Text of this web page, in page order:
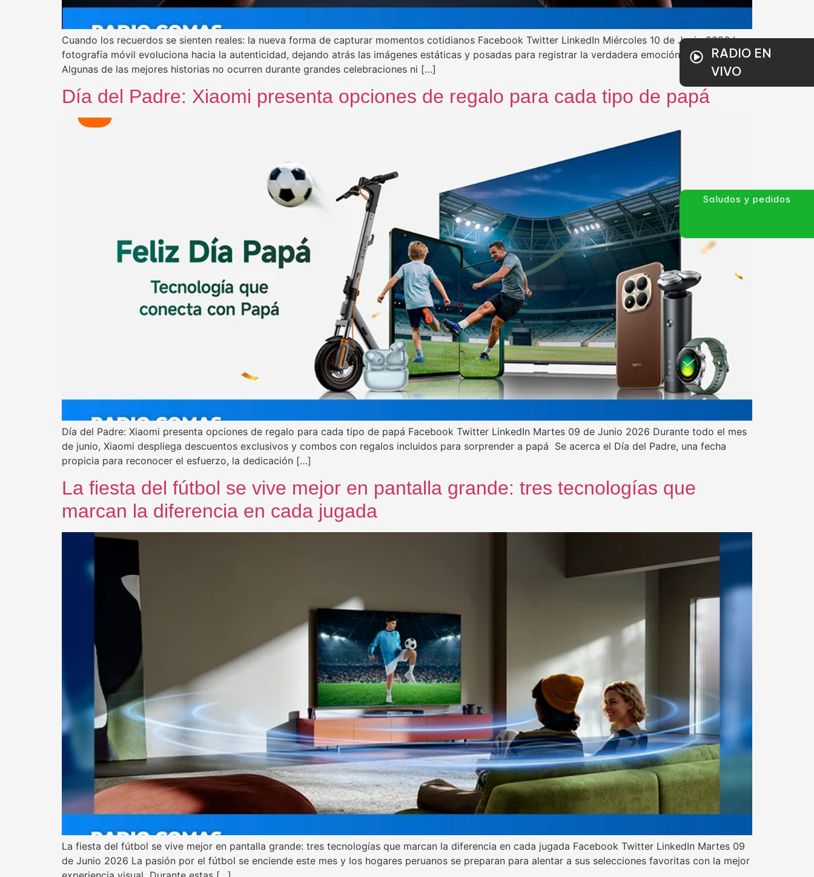
Cuando los recuerdos se sienten reales: la nueva forma de capturar momentos cotidianos Facebook Twitter LinkedIn Miércoles 10 de Junio 2026 La
fotografía móvil evoluciona hacia la autenticidad, dejando atrás las imágenes estáticas y posadas para registrar la verdadera emoción del día a día
Algunas de las mejores historias no ocurren durante grandes celebraciones ni […]
Día del Padre: Xiaomi presenta opciones de regalo para cada tipo de papá
Día del Padre: Xiaomi presenta opciones de regalo para cada tipo de papá Facebook Twitter LinkedIn Martes 09 de Junio 2026 Durante todo el mes
de junio, Xiaomi despliega descuentos exclusivos y combos con regalos incluidos para sorprender a papá Se acerca el Día del Padre, una fecha
propicia para reconocer el esfuerzo, la dedicación […]
La fiesta del fútbol se vive mejor en pantalla grande: tres tecnologías que
marcan la diferencia en cada jugada
La fiesta del fútbol se vive mejor en pantalla grande: tres tecnologías que marcan la diferencia en cada jugada Facebook Twitter LinkedIn Martes 09
de Junio 2026 La pasión por el fútbol se enciende este mes y los hogares peruanos se preparan para alentar a sus selecciones favoritas con la mejor
RADIO EN
VIVO
Saludos y pedidos